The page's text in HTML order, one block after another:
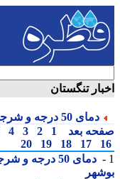
تنگستان
دمای 50 درجه و شرجی 90 درصدی در بوشهر
بعد
1
2
3
4
5
17
18
19
20